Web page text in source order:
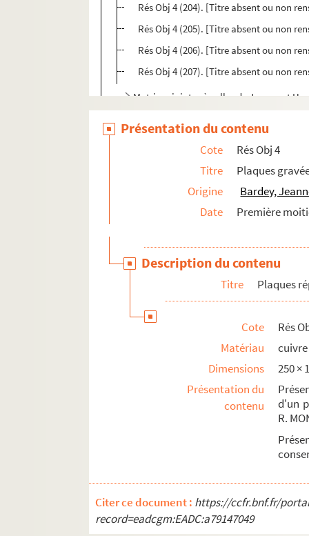
Rés Obj 4 (204). [Titre absent ou non
Rés Obj 4 (205). [Titre absent ou non
Rés Obj 4 (206). [Titre absent ou non
Rés Obj 4 (207). [Titre absent ou non
Matrices jointes à celles de Jeanne et
Rés Obj 11. Mug commémorant la mort de
Présentation du contenu
Cote
Rés Obj 4
Titre
Plaques
Origine
Bardey,
Date
Première
Description du contenu
Titre Plaques
Cote
Rés
Matériau
cuivre
Dimensions
250 ×
Présentation du
contenu
d'un
R.
Citer ce document : https://ccfr.bnf.fr/
record=eadcgm:EADC:a79147049